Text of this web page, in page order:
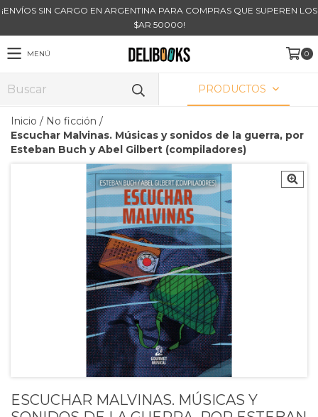
¡ENVÍOS SIN CARGO EN ARGENTINA PARA COMPRAS QUE SUPEREN LOS
$AR 50000!
MENÚ 0
PRODUCTOS
Inicio / No ficción /
Escuchar Malvinas. Músicas y sonidos de la guerra, por
Esteban Buch y Abel Gilbert (compiladores)
ESCUCHAR MALVINAS. MÚSICAS Y